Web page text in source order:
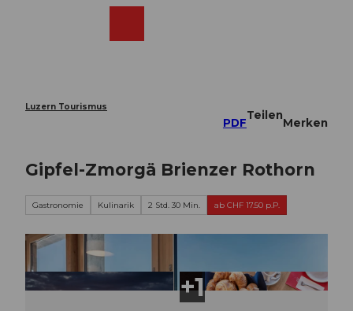
Luzern Tourismus
PDF
Teilen
Merken
Gipfel-Zmorgä Brienzer Rothorn
Gastronomie Kulinarik 2 Std. 30 Min. ab CHF 17.50 p.P.